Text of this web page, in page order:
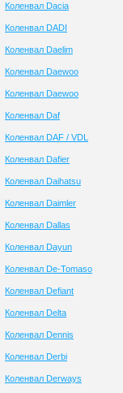
Коленвал Dacia
Коленвал DADI
Коленвал Daelim
Коленвал Daewoo
Коленвал Daewoo
Коленвал Daf
Коленвал DAF / VDL
Коленвал Dafier
Коленвал Daihatsu
Коленвал Daimler
Коленвал Dallas
Коленвал Dayun
Коленвал De-Tomaso
Коленвал Defiant
Коленвал Delta
Коленвал Dennis
Коленвал Derbi
Коленвал Derways